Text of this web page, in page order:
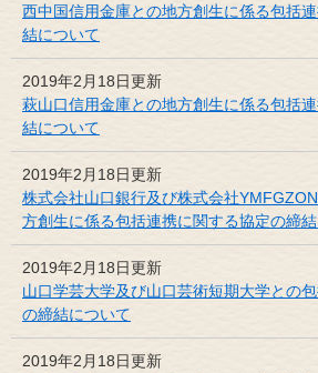
西中国信用金庫との地方創生に係る包括
結について
2019年2月18日更新
萩山口信用金庫との地方創生に係る包括
結について
2019年2月18日更新
株式会社山口銀行及び株式会社
方創生に係る包括連携に関する協定の締
2019年2月18日更新
山口学芸大学及び山口芸術短期大学との
の締結について
2019年2月18日更新